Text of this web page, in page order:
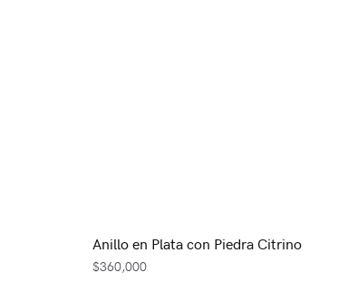
Anillo en Plata con Piedra Citrino
$360,000